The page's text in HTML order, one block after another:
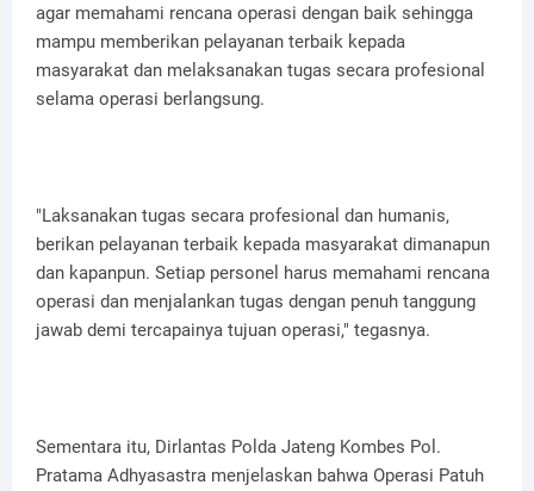
agar memahami rencana operasi dengan baik sehingga
mampu memberikan pelayanan terbaik kepada
masyarakat dan melaksanakan tugas secara profesional
selama operasi berlangsung.
"Laksanakan tugas secara profesional dan humanis,
berikan pelayanan terbaik kepada masyarakat dimanapun
dan kapanpun. Setiap personel harus memahami rencana
operasi dan menjalankan tugas dengan penuh tanggung
jawab demi tercapainya tujuan operasi," tegasnya.
Sementara itu, Dirlantas Polda Jateng Kombes Pol.
Pratama Adhyasastra menjelaskan bahwa Operasi Patuh